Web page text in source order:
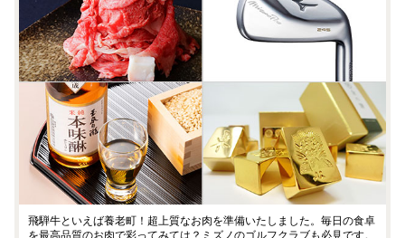
飛騨牛といえば養老町！超上質なお肉を準備いたしました。毎日の食卓
を最高品質のお肉で彩ってみては？ミズノのゴルフクラブも必見です。